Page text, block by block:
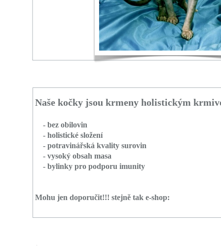
Naše kočky jsou krmeny holistickým
- bez obilovin
- holistické složení
- potravinářská kvality surovin
- vysoký obsah masa
- bylinky pro podporu imunity
Mohu jen doporučit!!! stejně tak e-shop: